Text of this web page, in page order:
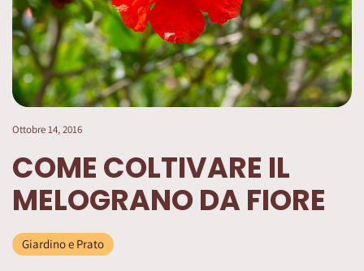
Ottobre 14, 2016
COME COLTIVARE IL
MELOGRANO DA FIORE
Giardino e Prato